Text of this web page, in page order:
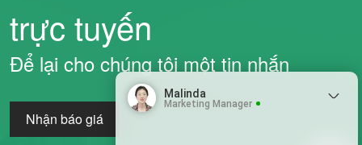
trực tuyến
Để lại cho chúng tôi một tin nhắn
Nhận báo giá
Malinda
Marketing Manager